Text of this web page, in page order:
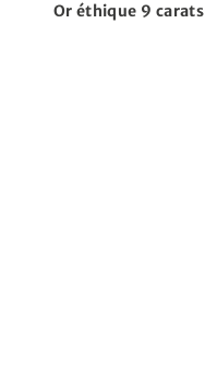
Or éthique 9 carats